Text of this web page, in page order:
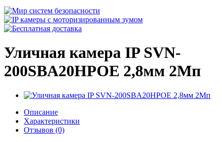
Уличная камера IP SVN-
200SBA20HPOE 2,8мм 2Мп
Описание
Характеристики
Отзывов (0)